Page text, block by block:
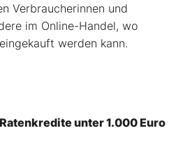
Verbraucherinnen und
im Online-Handel, wo
werden kann.
unter 1.000 Euro